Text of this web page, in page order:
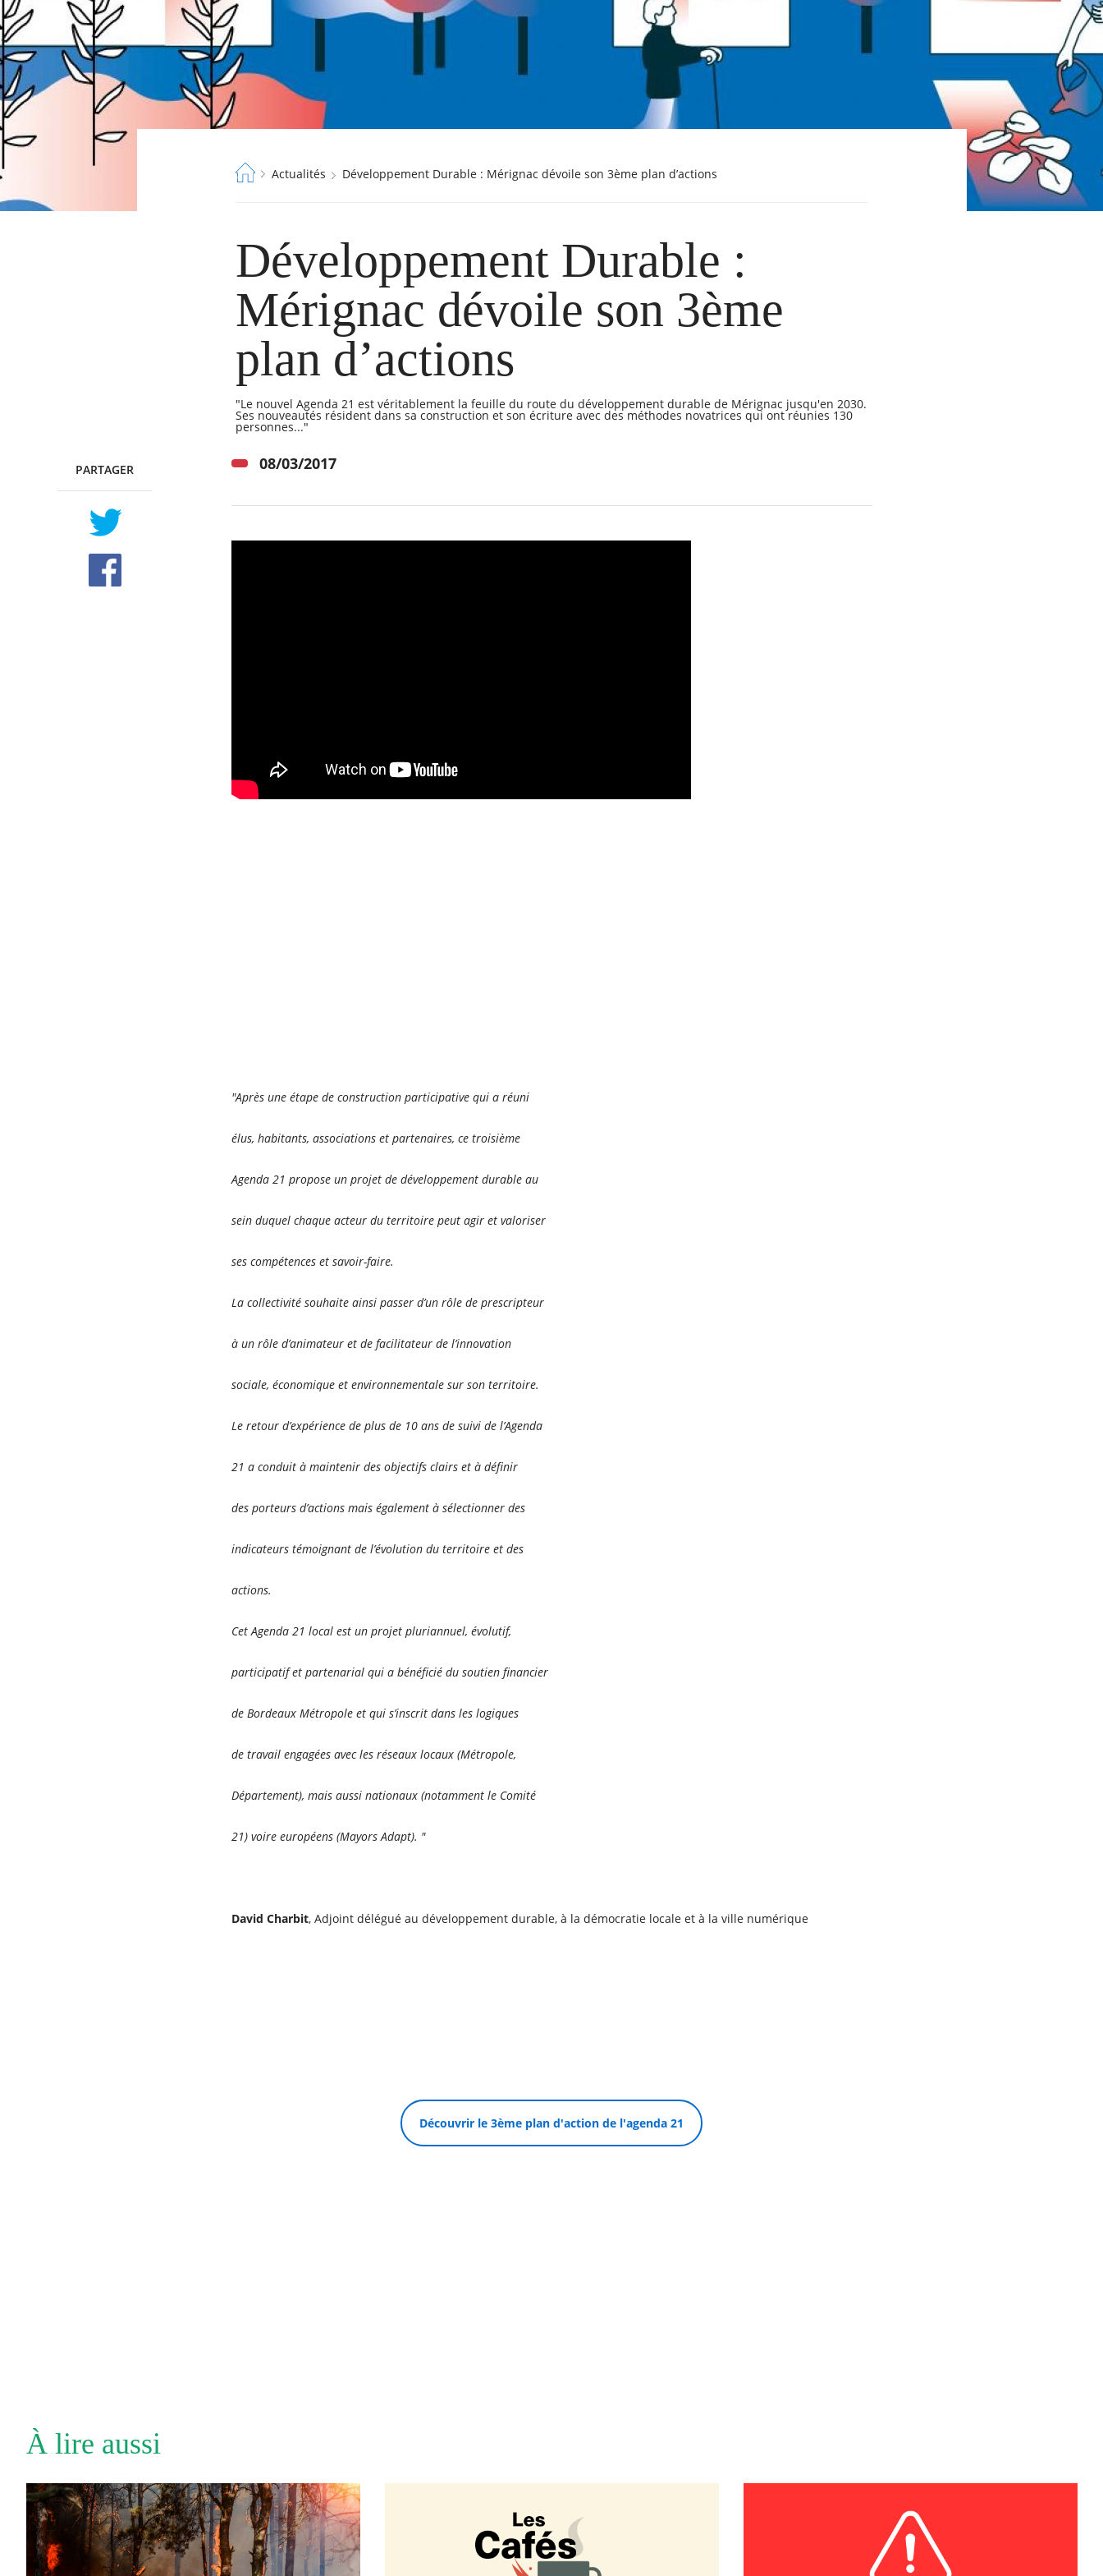
Fil
Actualités Développement Durable : Mérignac dévoile son 3ème plan d’actions
Développement Durable :
Mérignac dévoile son 3ème
plan d’actions
"Le nouvel Agenda 21 est véritablement la feuille du route du développement durable de Mérignac jusqu'en 2030.
Ses nouveautés résident dans sa construction et son écriture avec des méthodes novatrices qui ont réunies 130
personnes..."
PARTAGER
TWITTER
FACEBOOK
08/03/2017
"Après une étape de construction participative qui a réuni
élus, habitants, associations et partenaires, ce troisième
Agenda 21 propose un projet de développement durable au
sein duquel chaque acteur du territoire peut agir et valoriser
ses compétences et savoir-faire.
La collectivité souhaite ainsi passer d’un rôle de prescripteur
à un rôle d’animateur et de facilitateur de l’innovation
sociale, économique et environnementale sur son territoire.
Le retour d’expérience de plus de 10 ans de suivi de l’Agenda
21 a conduit à maintenir des objectifs clairs et à définir
des porteurs d’actions mais également à sélectionner des
indicateurs témoignant de l’évolution du territoire et des
actions.
Cet Agenda 21 local est un projet pluriannuel, évolutif,
participatif et partenarial qui a bénéficié du soutien financier
de Bordeaux Métropole et qui s’inscrit dans les logiques
de travail engagées avec les réseaux locaux (Métropole,
Département), mais aussi nationaux (notamment le Comité
21) voire européens (Mayors Adapt). "
David Charbit, Adjoint délégué au développement durable, à la démocratie locale et à la ville numérique
Découvrir le 3ème plan d'action de l'agenda 21
À lire aussi